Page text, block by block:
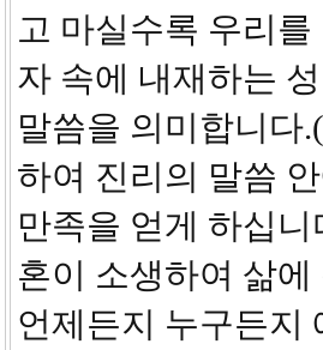
고 마실수록 우리
자 속에 내재하는
말씀을 의미합니다
하여 진리의 말씀
만족을 얻게 하십
혼이 소생하여 삶
언제든지 누구든지